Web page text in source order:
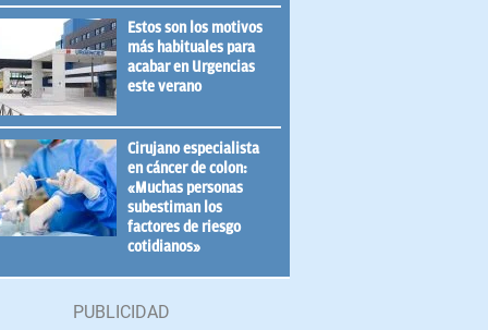
Estos son los motivos
más habituales para
acabar en Urgencias
este verano
Cirujano especialista
en cáncer de colon:
«Muchas personas
subestiman los
factores de riesgo
cotidianos»